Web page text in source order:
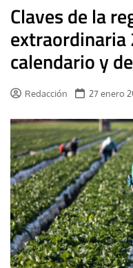
Claves de la
calendario y
Redacción 27 enero